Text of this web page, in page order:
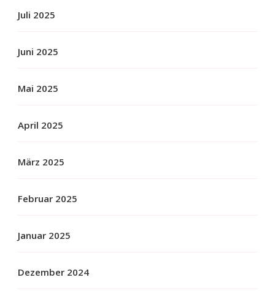
Juli 2025
Juni 2025
Mai 2025
April 2025
März 2025
Februar 2025
Januar 2025
Dezember 2024